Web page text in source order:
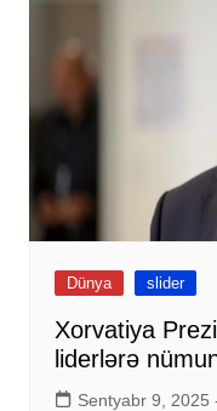
Dünya slider
Xorvatiya
liderlərə
Sentyabr 9, 2025